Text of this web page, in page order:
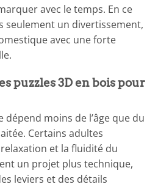
avec le temps. En ce
seulement un divertissement,
avec une forte
puzzles 3D en bois pour
dépend moins de l’âge que du
Certains adultes
et la fluidité du
un projet plus technique,
leviers et des détails